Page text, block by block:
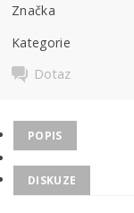
Značka
Kategorie
Dotaz
POPIS
DISKUZE